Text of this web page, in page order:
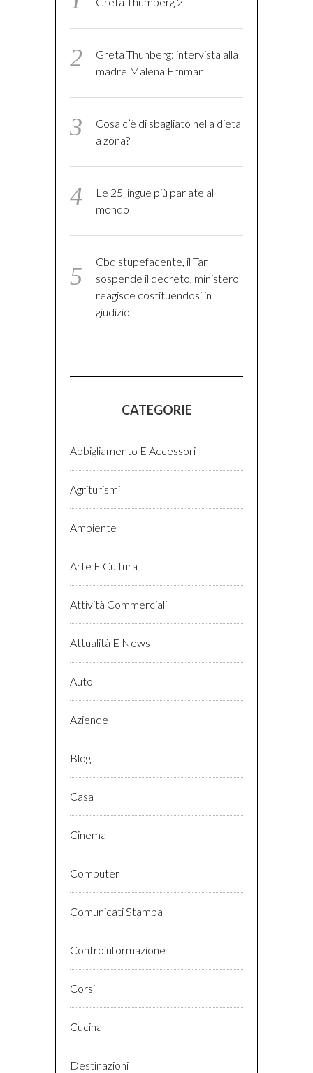
Greta Thunberg: intervista alla
madre Malena Ernman
Cosa c’è di sbagliato nella dieta
a zona?
Le 25 lingue più parlate al
mondo
Cbd stupefacente, il Tar
sospende il decreto, ministero
reagisce costituendosi in
giudizio
CATEGORIE
Abbigliamento E Accessori
Agriturismi
Ambiente
Arte E Cultura
Attività Commerciali
Attualità E News
Auto
Aziende
Blog
Casa
Cinema
Computer
Comunicati Stampa
Controinformazione
Corsi
Cucina
Destinazioni